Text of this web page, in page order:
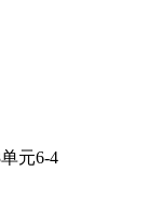
元6-4